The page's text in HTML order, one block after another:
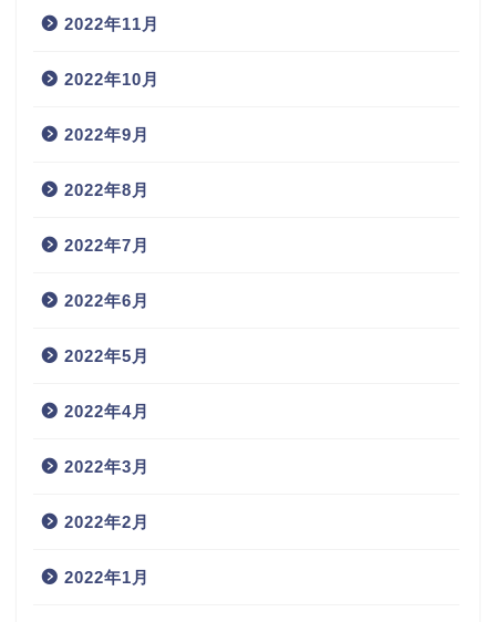
2022年11月
2022年10月
2022年9月
2022年8月
2022年7月
2022年6月
2022年5月
2022年4月
2022年3月
2022年2月
2022年1月